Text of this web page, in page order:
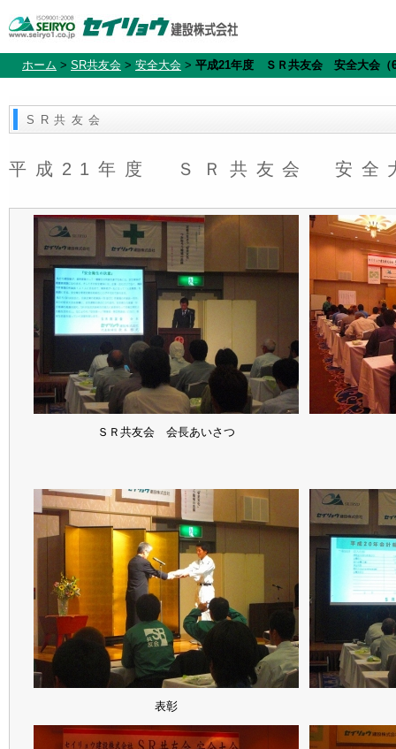
ホーム > SR共友会 > 安全大会 > 平成21年度 ＳＲ共友会 安全大会（
SR共友会
平成21年度 ＳＲ共友会 安全
ＳＲ共友会 会長あいさつ
表彰